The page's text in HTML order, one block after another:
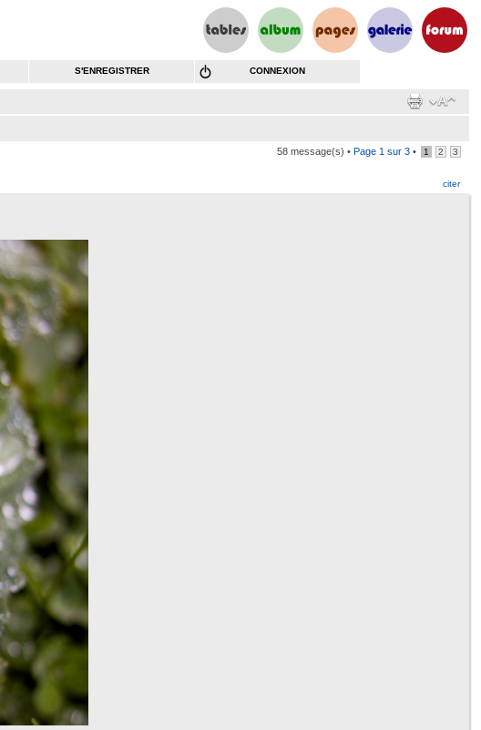
S'ENREGISTRER CONNEXION
58 message(s) • Page 1 sur 3 • 1 2 3
citer